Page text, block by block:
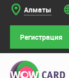
Алматы
Регистрация